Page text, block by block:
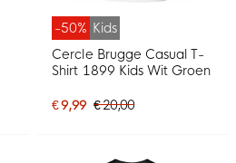
-50% Kids
Cercle Brugge Casual T-
Shirt 1899 Kids Wit Groen
€ 9,99 € 20,00